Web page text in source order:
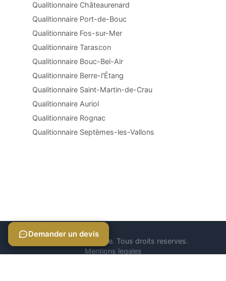
Qualitionnaire Châteaurenard
Qualitionnaire Port-de-Bouc
Qualitionnaire Fos-sur-Mer
Qualitionnaire Tarascon
Qualitionnaire Bouc-Bel-Air
Qualitionnaire Berre-l'Étang
Qualitionnaire Saint-Martin-de-Crau
Qualitionnaire Auriol
Qualitionnaire Rognac
Qualitionnaire Septèmes-les-Vallons
© 2026 Qualitionnaire. Tous droits reserves.
Mentions legales
Demander un devis
Demander un devis